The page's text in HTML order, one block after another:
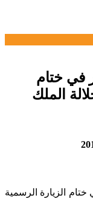
في ختام
الملك
الزيارة الرسمية